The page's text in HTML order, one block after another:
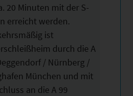
20 Minuten mit der S-
erreicht werden.
ist
durch die A
/ Nürnberg /
München und mit
an die A 99